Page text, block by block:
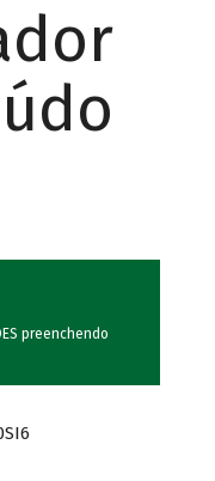
preenchendo